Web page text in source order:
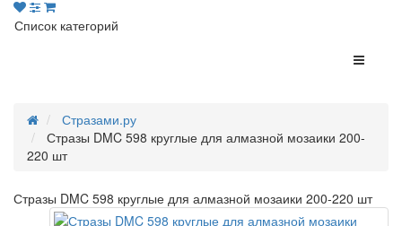
Список категорий
Стразами.ру
Стразы DMC 598 круглые для алмазной мозаики 200-
220 шт
Стразы DMC 598 круглые для алмазной мозаики 200-220 шт